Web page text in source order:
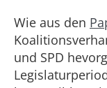
Wie aus den
und SPD